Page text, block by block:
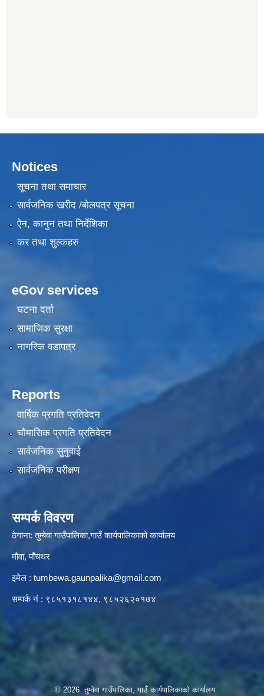
Notices
सूचना तथा समाचार
सार्वजनिक खरीद /बोलपत्र सूचना
ऐन, कानुन तथा निर्देशिका
कर तथा शुल्कहरु
eGov services
घटना दर्ता
सामाजिक सुरक्षा
नागरिक वडापत्र
Reports
वार्षिक प्रगति प्रतिवेदन
चौमासिक प्रगति प्रतिवेदन
सार्वजनिक सुनुवाई
सार्वजनिक परीक्षण
सम्पर्क विवरण
ठेगाना: तुम्बेवा गाउँपालिका,गाउँ कार्यपालिकाको कार्यालय
मौवा, पाँचथर
इमेल : tumbewa.gaunpalika@gmail.com
सम्पर्क नं : ९८५१३१८१४४, ९८५२६२०१७४
© 2026 तुम्वेवा गाउँपालिका, गाउँ कार्यपालिकाको कार्यालय